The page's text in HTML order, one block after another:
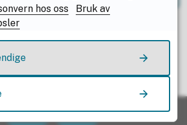
det du lette etter?
Ja Nei
hos oss
Bruk av